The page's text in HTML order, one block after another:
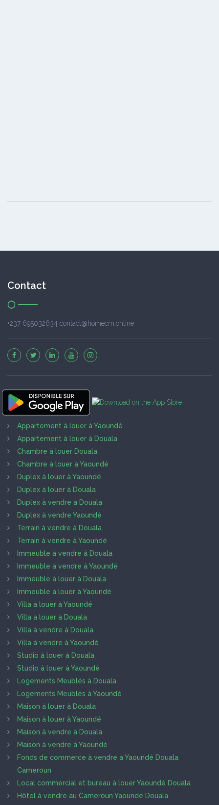
Contact
+237 695032634 contact@homecm.online
Appartement à louer à Yaoundé
Appartement à louer à Douala
Chambre à louer Douala
Chambre à louer à Yaoundé
Duplex à louer à Yaoundé
Duplex à louer à Douala
Duplex à vendre à Douala
Duplex à vendre Yaoundé
Terrain à vendre à Douala
Terrain à vendre à Yaoundé
Immeuble à vendre à Douala
Immeuble à vendre à Yaoundé
Immeuble à louer à Douala
Immeuble à louer à Yaoundé
Villa à louer à Yaoundé
Villa à louer à Douala
Villa à vendre à Douala
Villa à vendre à Yaoundé
Studio à louer à Douala
Studio à louer à Yaoundé
Logements Meublés à Douala
Logements Meublés à Yaoundé
Maison à louer à Douala
Maison à louer à Yaoundé
Maison à vendre à Douala
Maison à vendre à Yaoundé
Fonds de commerce à vendre à Yaoundé Douala
Cameroun
Local commercial et bureau à louer Yaoundé Douala
Hôtel à vendre au Cameroun Yaoundé Douala